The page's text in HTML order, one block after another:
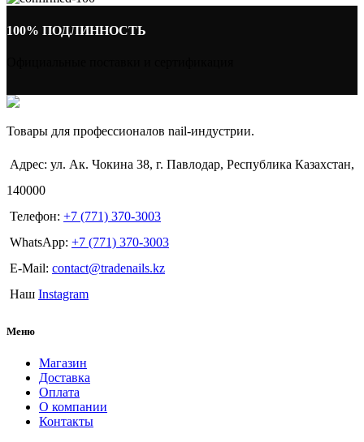
100% ПОДЛИННОСТЬ
Товары для профессионалов nail-индустрии.
Адрес: ул. Ак. Чокина 38, г. Павлодар, Республика Казахстан,
140000
Телефон: +7 (771) 370-3003
WhatsApp: +7 (771) 370-3003
E-Mail: contact@tradenails.kz
Наш Instagram
Меню
Магазин
Доставка
Оплата
О компании
Контакты